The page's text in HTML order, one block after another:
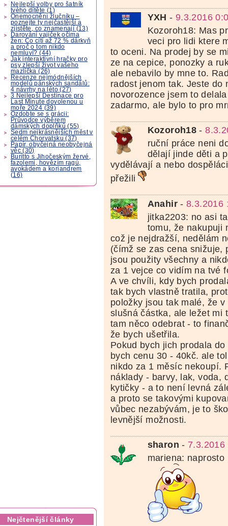
Nejlepší volby pro šatník
tvého dítěte (1)
Onemocnění žlučníku –
poznejte ty nejčastější a
zjistěte, co znamenají (13)
Darování vajíček očima
žen: Co cítí až 72 % dárkyň
a proč o tom nikdo
nemluví? (44)
Jak interaktivní hračky pro
psy zlepší život vašeho
mazlíčka (26)
Recenze nejmódnějších
modelů pánských sandálů:
4 návrhy na léto (27)
3 Nejlepší Destinace pro
Last Minute dovolenou u
moře 2024 (39)
Ozdobte se s grácii:
Průvodce výběrem
dámských doplňků (55)
Sedm nejkrásnějších měst v
celém Chorvatsku (37)
Papír, obyčejná neobyčejná
věc (30)
Buritto s Jihočeským žervé,
fazolemi, hovězím ragú,
avokádem a koriandrem
(16)
Nejčtenější články
YXH - 9.3.2016
Kozoroh18: Mas
veci pro lidi ktere
to oceni. Na prodej by se
ze na cepice, ponozky a
ale nebavilo by mne to.
radost jenom tak. Jeste do
novorozence jsem to
zadarmo, ale bylo to pro
Kozoroh18 -
ruční práce neni
dělají jinde děti a
vydělávají a nebo
přežili
Anahir-8.3.2016
jitka2203: no asi
tomu, že nakupuji
což je nejdražší, nedělám
(čímž se zas cena snižuje,
jsou použity všechny a
za 1 vejce co vidím na tvé
A ve chvíli, kdy bych
tak bych vlastně tratila,
položky jsou tak malé, že
slušná částka, ale ležet mi
tam něco odebrat - to
že bych ušetřila.
Pokud bych jich prodala
bych cenu 30 - 40kč. ale
nikdo za 1 měsíc nekoupí.
náklady - barvy, lak, voda,
kytičky - a to není levná
a proto se takovými
vůbec nezabývám, je to
levnější možnosti.
sharon - 7.3.2016
mariena: